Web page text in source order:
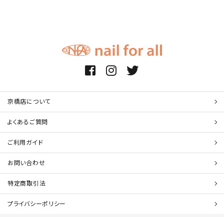
京橋店について
よくあるご質問
ご利用ガイド
お問い合わせ
特定商取引法
プライバシーポリシー